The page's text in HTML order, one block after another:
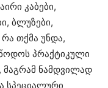
კაბები,
ბლუზები,
თქმა უნდა,
პრაქტიკული
ნამდვილად
სპეციალური